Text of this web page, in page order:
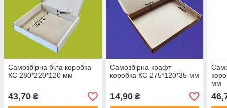
Самозбірна біла коробка
КС 280*220*120 мм
43,70 ₴
Самозбірна крафт
коробка КС 275*120*35 мм
14,90₴
мм